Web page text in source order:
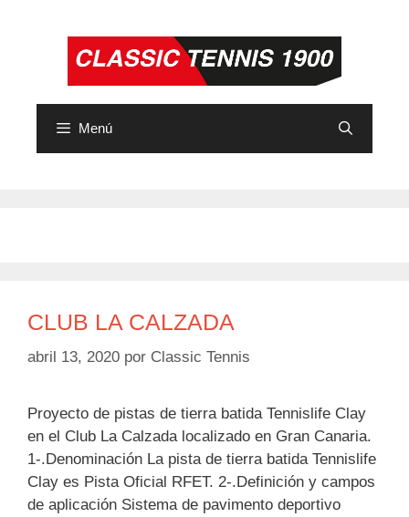
Menú
CLUB LA CALZADA
abril 13, 2020 por Classic Tennis
Proyecto de pistas de tierra batida Tennislife Clay
en el Club La Calzada localizado en Gran Canaria.
1-.Denominación La pista de tierra batida Tennislife
Clay es Pista Oficial RFET. 2-.Definición y campos
de aplicación Sistema de pavimento deportivo